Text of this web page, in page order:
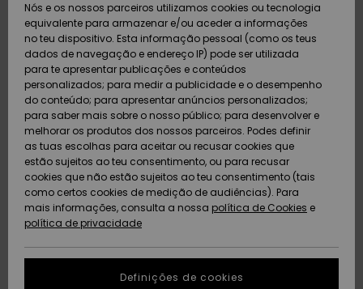
Calçado e
chinelos
Surfe/água
Snow
Artigos
recém-
chegados
Coleções
Calçado e
chinelos
Surfe/água
Neve
Artigos
recém-
chegados
Highlights
Highlights
Snow
SURF
Highlights
Community
SNOW
Criança
Snow Shop
Feminino
Highlights
Community
DUPLA
PROMO
Outlet
Mulher
AJUDA
Pagamento
Cartão
presente
Quiksilver
Freedom
Protecção de
dados
Guia de
tamanhos
SUSTAINABILITY
Nós e os nossos parceiros utilizamos cookies ou tecnologia
equivalente para armazenar e/ou aceder a informações
no teu dispositivo. Esta informação pessoal (como os teus
dados de navegação e endereço IP) pode ser utilizada
para te apresentar publicações e conteúdos
personalizados; para medir a publicidade e o desempenho
do conteúdo; para apresentar anúncios personalizados;
para saber mais sobre o nosso público; para desenvolver e
melhorar os produtos dos nossos parceiros. Podes definir
as tuas escolhas para aceitar ou recusar cookies que
estão sujeitos ao teu consentimento, ou para recusar
cookies que não estão sujeitos ao teu consentimento (tais
como certos cookies de medição de audiências). Para
mais informações, consulta a nossa política de Cookies e
política de privacidade
Definições de cookies